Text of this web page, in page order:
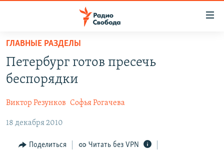
упрощенного
доступа
Вернуться
основному
Вернутся
главной
ПРОГРАММЫ
ПОДКАСТЫ
АВТОРСКИЕ ПРОЕКТЫ
ЦИТАТЫ СВОБОДЫ
МНЕНИЯ
КУЛЬТУРА
ГЛАВНЫЕ РАЗДЕЛЫ
Петербург готов пресечь
беспорядки
Виктор Резунков Софья Рогачева
18 декабря 2010
Поделиться Читать без VPN